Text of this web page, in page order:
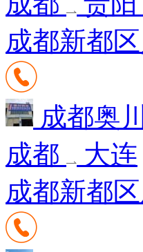
成都新都
成都奥
成都
大连
成都新都